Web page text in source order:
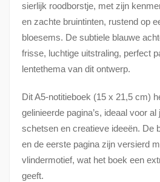
sierlijk roodborstje, met zijn
en zachte bruintinten, rustend op
bloesems. De subtiele blauwe
frisse, luchtige uitstraling, perfect
lentethema van dit ontwerp.
Dit A5-notitieboek (15 x 21,5 cm)
gelinieerde pagina’s, ideaal voor al
schetsen en creatieve ideeën. De
en de eerste pagina zijn versierd
vlindermotief, wat het boek een
geeft.